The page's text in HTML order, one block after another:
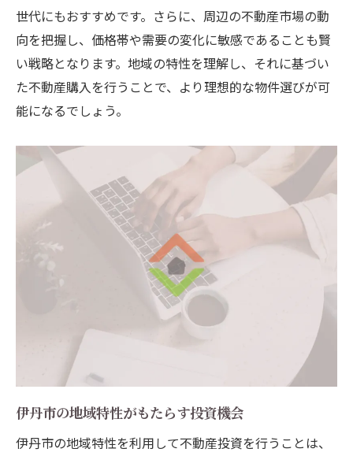
世代にもおすすめです。さらに、周辺の不動産市場の動
向を把握し、価格帯や需要の変化に敏感であることも賢
い戦略となります。地域の特性を理解し、それに基づい
た不動産購入を行うことで、より理想的な物件選びが可
能になるでしょう。
伊丹市の地域特性がもたらす投資機会
伊丹市の地域特性を利用して不動産投資を行うことは、